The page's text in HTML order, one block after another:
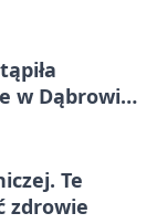
w Dąbrowie
Te
zdrowie